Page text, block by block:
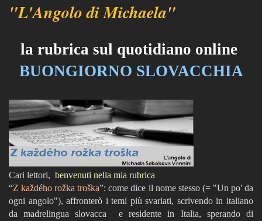
"L'Angolo di Michaela"
la rubrica sul quotidiano online
BUONGIORNO SLOVACCHIA
Cari lettori, benvenuti nella mia rubrica
“Z každého rožka troška”: come dice il nome stesso (= "Un po' da
ogni angolo"), affronterò i temi più svariati, scrivendo in italiano
da madrelingua slovacca e residente in Italia, sperando di